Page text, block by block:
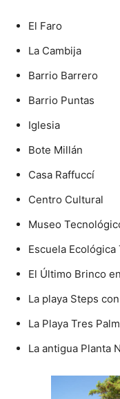
El Faro
La Cambija
Barrio Barrero
Barrio Puntas
Iglesia
Bote Millán
Casa Raffuccí
Centro Cultural
Museo
Escuela
El Último Brinco
La playa Steps
La Playa Tres
La antigua Planta